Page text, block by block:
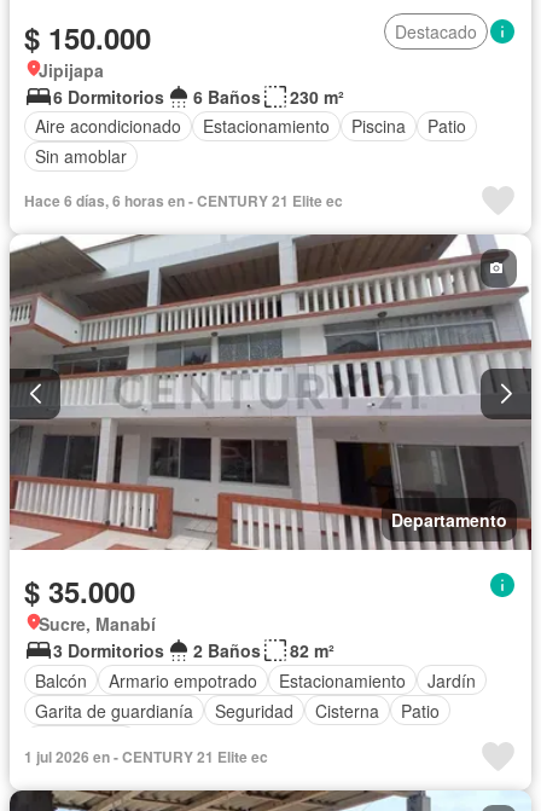
$ 150.000
Destacado
Jipijapa
6 Dormitorios
6 Baños
230 m²
Aire acondicionado
Estacionamiento Piscina
Patio
Sin amoblar
Hace 6 días, 6 horas en - CENTURY 21 Elite ec
Departamento
$ 35.000
Sucre, Manabí
3 Dormitorios
2 Baños
82 m²
Balcón
Armario empotrado Estacionamiento
Jardín
Garita de guardianía
Seguridad Cisterna
Patio
1 jul 2026 en - CENTURY 21 Elite ec